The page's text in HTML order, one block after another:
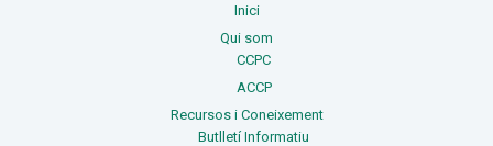
Inici
Qui som
CCPC
ACCP
Recursos i Coneixement
Butlletí Informatiu